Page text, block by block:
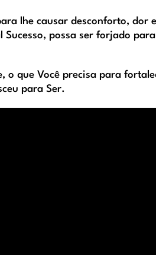
lhe causar desconforto, dor
Sucesso, possa ser forjado
o que Você precisa para
para Ser.